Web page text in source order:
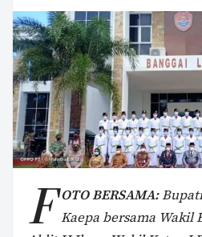
F OTO BERSAMA:
Kaepa bersama Wakil